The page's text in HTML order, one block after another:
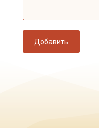
Добавить